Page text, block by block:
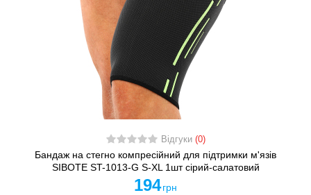
Відгуки (0)
Бандаж на стегно компресійний для підтримки м'язів
SIBOTE ST-1013-G S-XL 1шт сірий-салатовий
194 грн